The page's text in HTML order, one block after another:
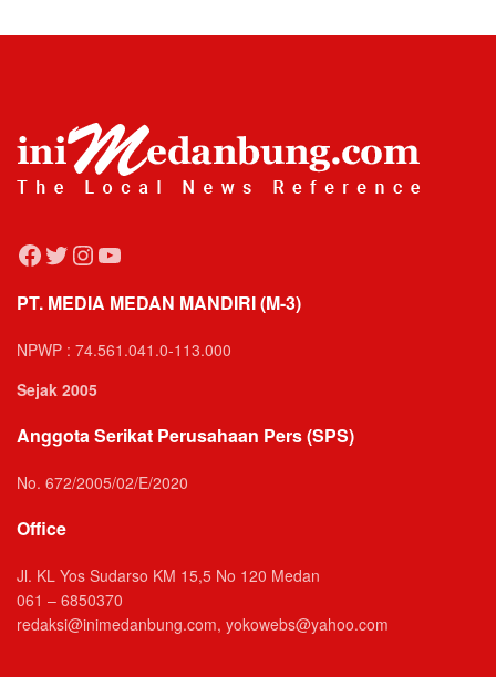
Facebook
Twitter
Instagram
YouTube
PT. MEDIA MEDAN MANDIRI (M-3)
NPWP : 74.561.041.0-113.000
Sejak 2005
Anggota Serikat Perusahaan Pers (SPS)
No. 672/2005/02/E/2020
Office
Jl. KL Yos Sudarso KM 15,5 No 120 Medan
061 – 6850370
redaksi@inimedanbung.com, yokowebs@yahoo.com